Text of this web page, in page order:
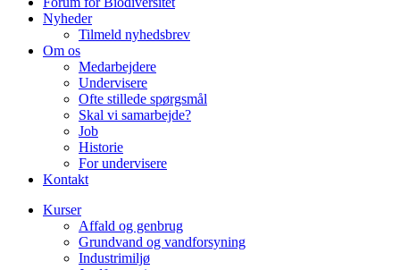
Nyheder
Tilmeld nyhedsbrev
Om os
Medarbejdere
Undervisere
Ofte stillede spørgsmål
Skal vi samarbejde?
Job
Historie
For undervisere
Kontakt
Kurser
Affald og genbrug
Grundvand og vandforsyning
Industrimiljø